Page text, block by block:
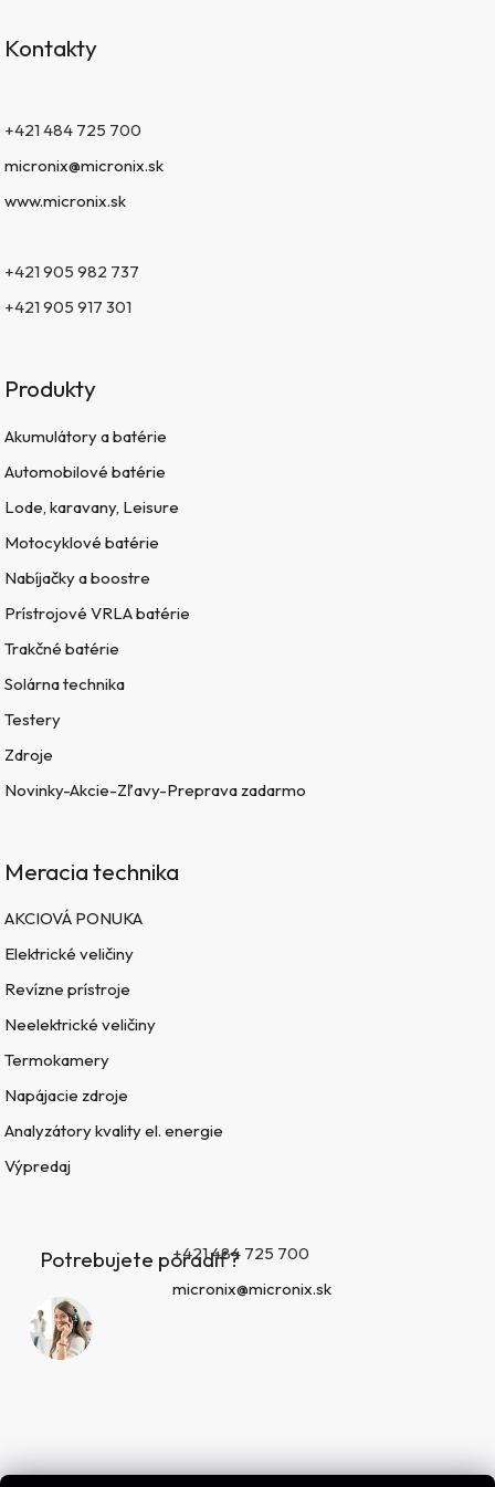
Kontakty
+421 484 725 700
micronix@micronix.sk
www.micronix.sk
+421 905 982 737
+421 905 917 301
Produkty
Akumulátory a batérie
Automobilové batérie
Lode, karavany, Leisure
Motocyklové batérie
Nabíjačky a boostre
Prístrojové VRLA batérie
Trakčné batérie
Solárna technika
Testery
Zdroje
Novinky-Akcie-Zľavy-Preprava zadarmo
Meracia technika
AKCIOVÁ PONUKA
Elektrické veličiny
Revízne prístroje
Neelektrické veličiny
Termokamery
Napájacie zdroje
Analyzátory kvality el. energie
Výpredaj
Potrebujete poradiť?+421 484 725 700
micronix@micronix.sk